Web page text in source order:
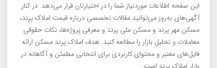
این صفحه اطلاعات موردنیاز شما را در اختیارتان قرار می‌دهد. در کنار
آگهی‌های به‌روز می‌توانید مقالات تخصصی درباره قیمت املاک پرند،
مسکن مهر پرند و مسکن ملی پرند و معرفی پروژه‌ها، نکات حقوقی
معاملات و تحلیل بازار را مطالعه کنید. هدف املاک پرند مسکن ارائه
فایل‌های معتبر و محتوای کاربردی برای انتخابی مطمئن و آگاهانه در